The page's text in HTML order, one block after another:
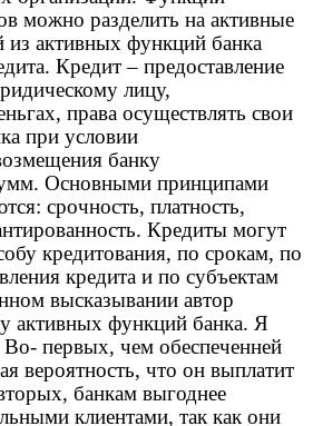
можно разделить на активные
активных функций банка
Кредит – предоставление
лицу,
права осуществлять свои
при условии
банку
Основными принципами
срочность, платность,
Кредиты могут
кредитования, по срокам, по
кредита и по субъектам
высказывании автор
активных функций банка. Я
Во- первых, чем обеспеченней
вероятность, что он выплатит
банкам выгоднее
клиентами, так как они